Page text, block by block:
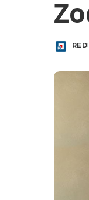
RED